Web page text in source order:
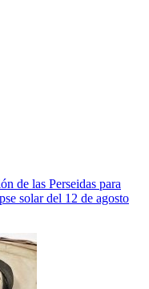
de las Perseidas para
solar del 12 de agosto